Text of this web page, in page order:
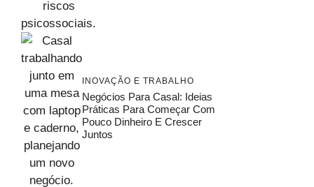
INOVAÇÃO E TRABALHO
Negócios Para Casal: Ideias
Práticas Para Começar Com
Pouco Dinheiro E Crescer
Juntos